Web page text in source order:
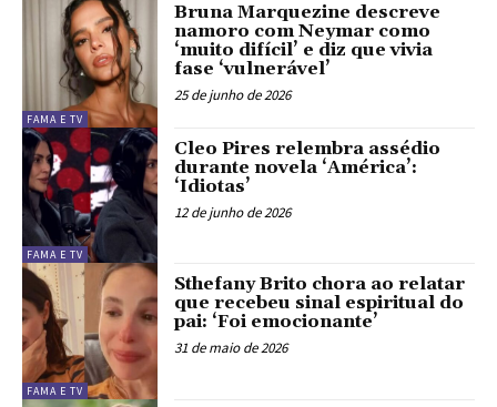
FAMA E TV
Bruna Marquezine descreve
namoro com Neymar como
‘muito difícil’ e diz que vivia
fase ‘vulnerável’
25 de junho de 2026
FAMA E TV
Cleo Pires relembra assédio
durante novela ‘América’:
‘Idiotas’
12 de junho de 2026
FAMA E TV
Sthefany Brito chora ao relatar
que recebeu sinal espiritual do
pai: ‘Foi emocionante’
31 de maio de 2026